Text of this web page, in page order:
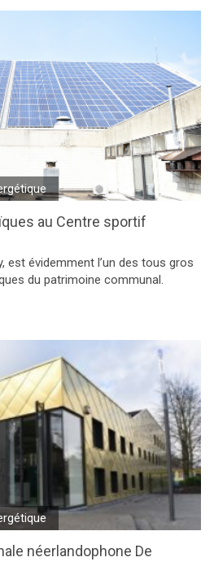
au Centre sportif
est évidemment l’un des tous gros
du patrimoine communal.
néerlandophone De